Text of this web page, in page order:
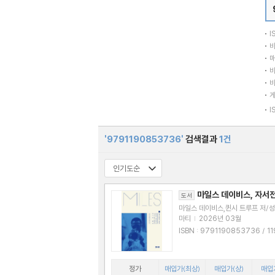
'9791190853736' 검색결과1건
도서 마일스 데이비스, 자서
마일스 데이비스,퀸시 트루프 저/
마티 | 2026년 03월
ISBN : 9791190853736 / 1190853
정가 매입가(최상) 매입가(상) 매